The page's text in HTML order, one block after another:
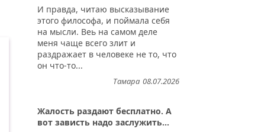
И правда, читаю высказывание
этого философа, и поймала себя
на мысли. Веь на самом деле
меня чаще всего злит и
раздражает в человеке не то, что
он что-то...
08.07.2026
Тамара
Жалость раздают бесплатно. А
вот зависть надо заслужить...